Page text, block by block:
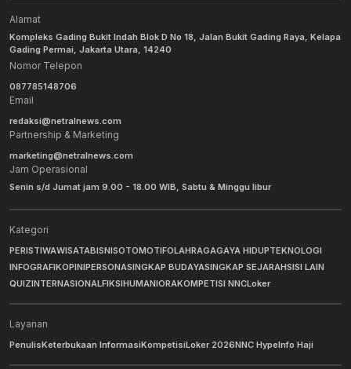
Alamat
Kompleks Gading Bukit Indah Blok D No 18, Jalan Bukit Gading Raya, Kelapa
Gading Permai, Jakarta Utara, 14240
Nomor Telepon
087785148706
Email
redaksi@netralnews.com
Partnership & Marketing
marketing@netralnews.com
Jam Operasional
Senin s/d Jumat jam 9.00 - 18.00 WIB, Sabtu & Minggu libur
Kategori
PERISTIWAWISATABISNISOTOMOTIFOLAHRAGAGAYA HIDUPTEKNOLOGI
INFOGRAFIKOPINIPERSONASINGKAP BUDAYASINGKAP SEJARAHSISI LAIN
QUIZINTERNASIONALFIKSIHUMANIORAKOMPETISI NNCLoker
Layanan
PenulisKeterbukaan InformasiKompetisiLoker 2026NNC HypeInfo Haji